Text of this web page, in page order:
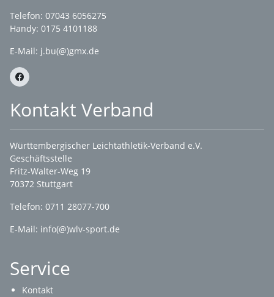
Telefon: 07043 6056275
Handy: 0175 4101188
E-Mail: j.bu(@)gmx.de
Kontakt Verband
Württembergischer Leichtathletik-Verband e.V.
Geschäftsstelle
Fritz-Walter-Weg 19
70372 Stuttgart
Telefon: 0711 28077-700
E-Mail: info(@)wlv-sport.de
Service
Kontakt